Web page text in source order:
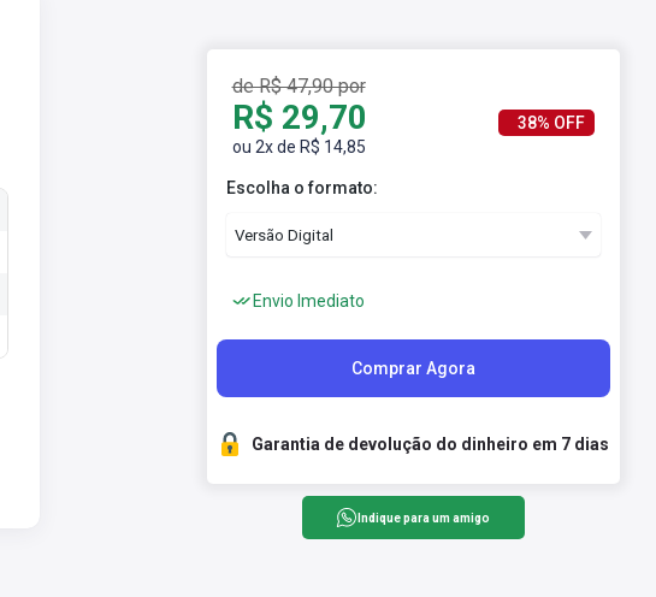
de R$ 47,90 por
R$ 29,70
ou 2x de R$ 14,85
38% OFF
Escolha o formato:
Envio Imediato
Comprar Agora
Garantia de devolução do dinheiro em 7 dias
Indique para um amigo